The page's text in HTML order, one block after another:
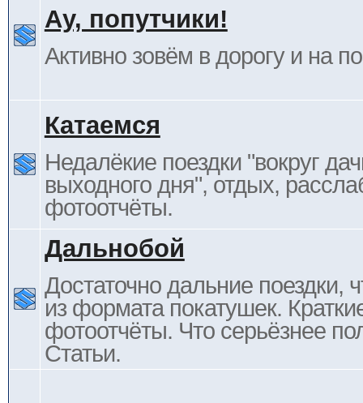
Ау, попутчики!
Активно зовём в дорогу и на
Катаемся
Недалёкие поездки "вокруг
выходного дня", отдых,
фотоотчёты.
Дальнобой
Достаточно дальние поездки,
из формата покатушек.
фотоотчёты. Что серьёзнее
Статьи.